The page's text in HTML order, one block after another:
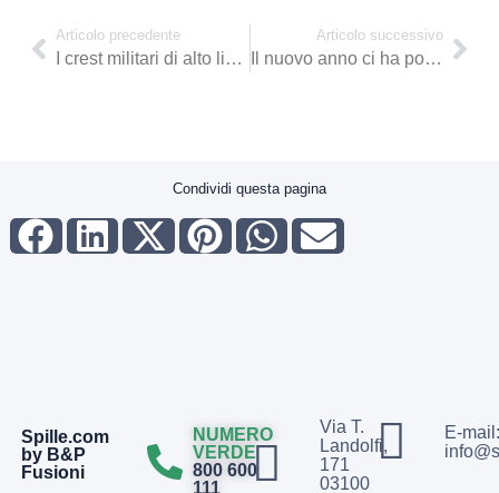
Articolo precedente
I crest militari di alto livello
Articolo successivo
Il nuovo anno ci ha portato Medaglie.it
Condividi questa pagina
Spille.com
by B&P
Fusioni
NUMERO
VERDE
800 600
111
Via T.
Landolfi,
171
03100
E-mail: